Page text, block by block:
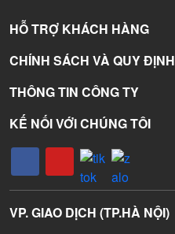
HỖ TRỢ KHÁCH HÀNG
CHÍNH SÁCH VÀ QUY ĐỊNH
THÔNG TIN CÔNG TY
KẾ NỐI VỚI CHÚNG TÔI
VP. GIAO DỊCH (TP.HÀ NỘI)